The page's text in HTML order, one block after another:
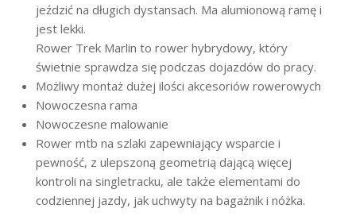
jeździć na długich dystansach. Ma alumionową ramę i
jest lekki.
Rower Trek Marlin to rower hybrydowy, który
świetnie sprawdza się podczas dojazdów do pracy.
Możliwy montaż dużej ilości akcesoriów rowerowych
Nowoczesna rama
Nowoczesne malowanie
Rower mtb na szlaki zapewniający wsparcie i
pewność, z ulepszoną geometrią dającą więcej
kontroli na singletracku, ale także elementami do
codziennej jazdy, jak uchwyty na bagażnik i nóżka.